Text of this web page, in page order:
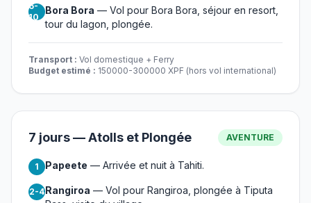
6-
10
Bora Bora — Vol pour Bora Bora, séjour en resort,
tour du lagon, plongée.
Transport : Vol domestique + Ferry
Budget estimé : 150000-300000 XPF (hors vol international)
7 jours — Atolls et Plongée AVENTURE
1 Papeete — Arrivée et nuit à Tahiti.
2-4Rangiroa — Vol pour Rangiroa, plongée à Tiputa